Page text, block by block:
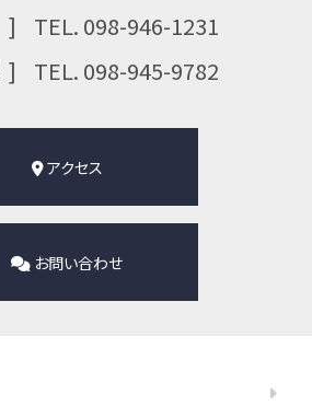
TEL. 098-946-1231
TEL. 098-945-9782
アクセス
お問い合わせ